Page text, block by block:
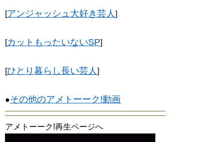
[アンジャッシュ大好き芸人]
[カットもったいないSP]
[ひとり暮らし長い芸人]
●その他のアメトーーク!動画
アメトーーク!再生ページへ